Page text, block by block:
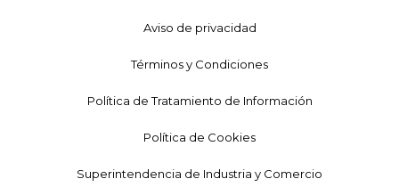
Aviso de privacidad
Términos y Condiciones
Política de Tratamiento de Información
Política de Cookies
Superintendencia de Industria y Comercio